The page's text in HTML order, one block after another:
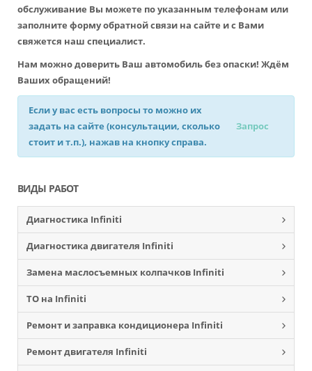
обслуживание Вы можете по указанным телефонам или
заполните форму обратной связи на сайте и с Вами
свяжется наш специалист.
Нам можно доверить Ваш автомобиль без опаски! Ждём
Ваших обращений!
Если у вас есть вопросы то можно их
задать на сайте (консультации, сколько
стоит и т.п.), нажав на кнопку справа.
Запрос
ВИДЫ РАБОТ
Диагностика Infiniti
Диагностика двигателя Infiniti
Замена маслосъемных колпачков Infiniti
ТО на Infiniti
Ремонт и заправка кондиционера Infiniti
Ремонт двигателя Infiniti